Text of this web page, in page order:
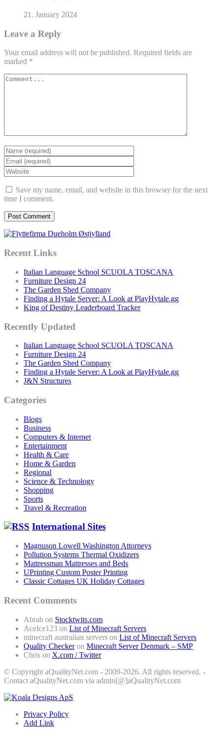
21. January 2024
Leave a Reply
Your email address will not be published. Required fields are
marked *
Save my name, email, and website in this browser for the next
time I comment.
Recent Links
Italian Language School SCUOLA TOSCANA
Furniture Design 24
The Garden Shed Company
Finding a Hytale Server: A Look at PlayHytale.gg
King of Destiny Leaderboard Tracker
Recently Updated
Italian Language School SCUOLA TOSCANA
Furniture Design 24
The Garden Shed Company
Finding a Hytale Server: A Look at PlayHytale.gg
J&N Structures
Categories
Blogs
Business
Computers & Internet
Entertainment
Health & Care
Home & Garden
Regional
Science & Technology
Shopping
Sports
Travel & Recreation
International Sites
Magnuson Lowell Washington Attorneys
Pollution Systems Thermal Oxidizers
Mattressman Mattresses and Beds
UPrinting Custom Poster Printing
Classic Cottages UK Holiday Cottages
Recent Comments
Abrah on Stocktwits.com
AceIce123 on List of Minecraft Servers
minecraft australian servers on List of Minecraft Servers
Quality Checkeron Minecraft Server Denmark – SMP
Chris on X.com / Twitter
© Copyright aQualityNet.com - 2009-2026. All rights reserved. -
Contact aQualityNet.com via admin[@]aQualityNet.com
Privacy Policy
Add Link